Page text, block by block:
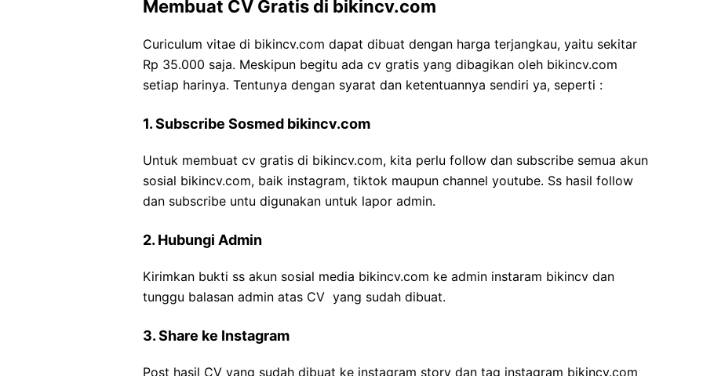
Membuat CV Gratis di bikincv.com
Curiculum vitae di bikincv.com dapat dibuat dengan harga terjangkau, yaitu sekitar
Rp 35.000 saja. Meskipun begitu ada cv gratis yang dibagikan oleh bikincv.com
setiap harinya. Tentunya dengan syarat dan ketentuannya sendiri ya, seperti :
1. Subscribe Sosmed bikincv.com
Untuk membuat cv gratis di bikincv.com, kita perlu follow dan subscribe semua akun
sosial bikincv.com, baik instagram, tiktok maupun channel youtube. Ss hasil follow
dan subscribe untu digunakan untuk lapor admin.
2. Hubungi Admin
Kirimkan bukti ss akun sosial media bikincv.com ke admin instaram bikincv dan
tunggu balasan admin atas CV yang sudah dibuat.
3. Share ke Instagram
Post hasil CV yang sudah dibuat ke instagram story dan tag instagram bikincv.com